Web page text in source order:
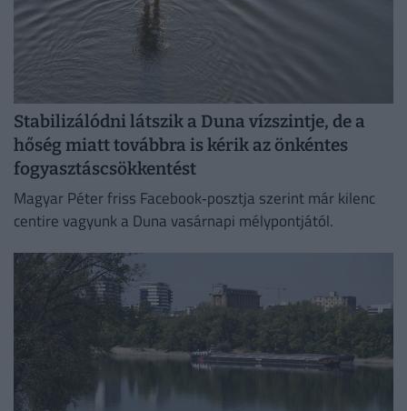
Stabilizálódni látszik a Duna vízszintje, de a
hőség miatt továbbra is kérik az önkéntes
fogyasztáscsökkentést
Magyar Péter friss Facebook‑posztja szerint már kilenc
centire vagyunk a Duna vasárnapi mélypontjától.